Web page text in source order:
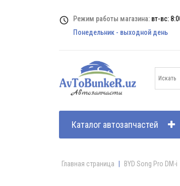
Режим работы магазина: вт-вс:
Понедельник - выходной день
Каталог автозапчастей
Главная страница BYD Song Pro DM-i